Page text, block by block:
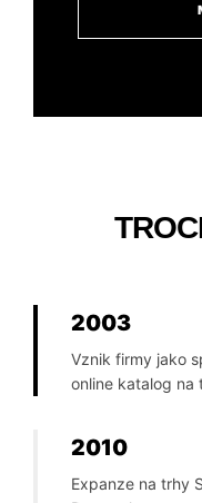
2003
Vznik firmy jako
online katalog na
2010
Expanze na trhy